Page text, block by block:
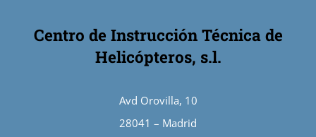
Centro de Instrucción Técnica de
Helicópteros, s.l.
Avd Orovilla, 10
28041 – Madrid